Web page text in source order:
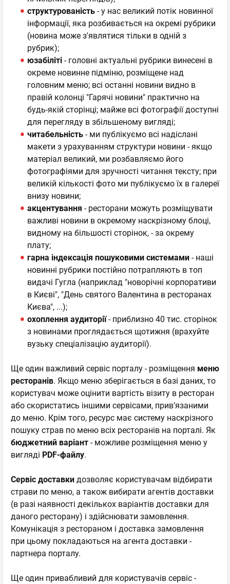
структурованість - у нас великий потік новинної
інформації, яка розбивається на окремі рубрики
(новина може з'являтися тільки в одній з
рубрик);
юзабіліті - головні актуальні рубрики винесені в
окреме новинне підміню, розміщене над
головним меню; всі останні новини видно в
правій колонці "Гарячі новини" практично на
будь-якій сторінці; майже всі фотографії доступні
для перегляду в збільшеному вигляді;
читабельність - ми публікуємо всі надіслані
макети з урахуванням структури новини - якщо
матеріал великий, ми розбавляємо його
фотографіями для зручності читання тексту; при
великій кількості фото ми публікуємо їх в галереї
внизу новини;
акцентування - ресторани можуть розміщувати
важливі новини в окремому наскрізному блоці,
видному на більшості сторінок, - за окрему
плату;
гарна індексація пошуковими системами - наші
новинні рубрики постійно потрапляють в топ
видачі Гугла (наприклад "новорічні корпоративи
в Києві", "День святого Валентина в ресторанах
Києва", ...);
охоплення аудиторії- приблизно 40 тис. сторінок
з новинами проглядається щотижня (врахуйте
вузьку спеціалізацію аудиторії).
Ще один важливий сервіс порталу - розміщення меню
ресторанів. Якщо меню зберігається в базі даних, то
користувач може оцінити вартість візиту в ресторан
або скористатись іншими сервісами, прив’язаними
до меню. Крім того, ресурс має систему наскрізного
пошуку страв по меню всіх ресторанів на порталі. Як
бюджетний варіант - можливе розміщення меню у
вигляді PDF-файлу.
Сервіс доставки дозволяє користувачам відбирати
страви по меню, а також вибирати агентів доставки
(в разі наявності декількох варіантів доставки для
даного ресторану) і здійснювати замовлення.
Комунікація з рестораном і доставка замовлення
при цьому покладаються на агента доставки -
партнера порталу.
Ще один привабливий для користувачів сервіс -